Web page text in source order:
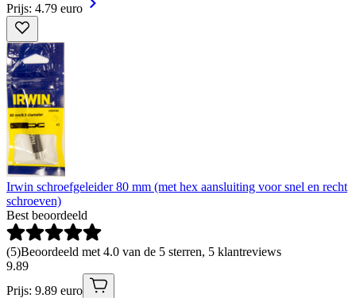
Prijs: 4.79 euro
Irwin schroefgeleider 80 mm (met hex aansluiting voor snel en recht
schroeven)
Best beoordeeld
(5)Beoordeeld met 4.0 van de 5 sterren, 5 klantreviews
9.89
Prijs: 9.89 euro